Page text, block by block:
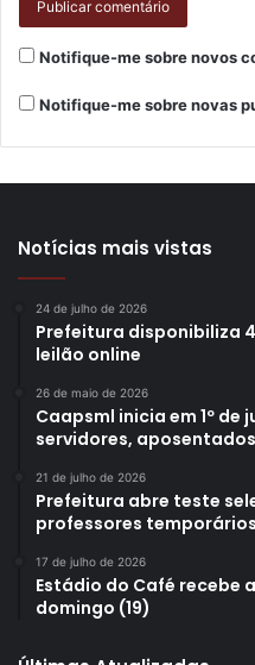
Notifique-me sobre novos
Notifique-me sobre novas
Notícias mais vistas
24 de julho de 2026
Prefeitura disponibiliza
leilão online
26 de maio de 2026
Caapsml inicia em 1º
servidores,
21 de julho de 2026
Prefeitura abre teste
professores temporários
17 de julho de 2026
Estádio do Café recebe
domingo (19)